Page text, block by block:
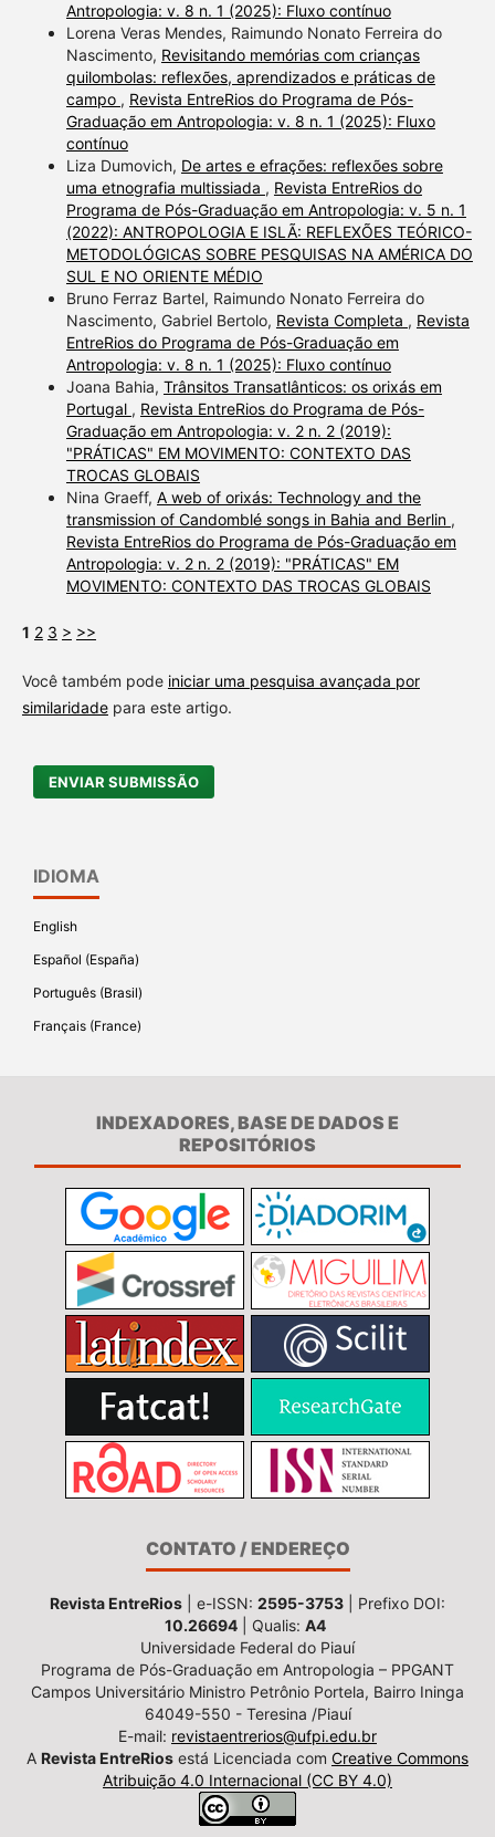
Antropologia: v. 8 n. 1 (2025): Fluxo contínuo
Lorena Veras Mendes, Raimundo Nonato Ferreira do
Nascimento, Revisitando memórias com crianças
quilombolas: reflexões, aprendizados e práticas de
campo , Revista EntreRios do Programa de Pós-
Graduação em Antropologia: v. 8 n. 1 (2025): Fluxo
contínuo
Liza Dumovich, De artes e efrações: reflexões sobre
uma etnografia multissiada , Revista EntreRios do
Programa de Pós-Graduação em Antropologia: v. 5 n. 1
(2022): ANTROPOLOGIA E ISLÃ: REFLEXÕES TEÓRICO-
METODOLÓGICAS SOBRE PESQUISAS NA AMÉRICA DO
SUL E NO ORIENTE MÉDIO
Bruno Ferraz Bartel, Raimundo Nonato Ferreira do
Nascimento, Gabriel Bertolo, Revista Completa , Revista
EntreRios do Programa de Pós-Graduação em
Antropologia: v. 8 n. 1 (2025): Fluxo contínuo
Joana Bahia, Trânsitos Transatlânticos: os orixás em
Portugal , Revista EntreRios do Programa de Pós-
Graduação em Antropologia: v. 2 n. 2 (2019):
"PRÁTICAS" EM MOVIMENTO: CONTEXTO DAS
TROCAS GLOBAIS
Nina Graeff, A web of orixás: Technology and the
transmission of Candomblé songs in Bahia and Berlin ,
Revista EntreRios do Programa de Pós-Graduação em
Antropologia: v. 2 n. 2 (2019): "PRÁTICAS" EM
MOVIMENTO: CONTEXTO DAS TROCAS GLOBAIS
1 2 3 > >>
Você também pode iniciar uma pesquisa avançada por
similaridadepara este artigo.
ENVIAR SUBMISSÃO
IDIOMA
English
Español (España)
Português (Brasil)
Français (France)
INDEXADORES, BASE DE DADOS E
REPOSITÓRIOS
CONTATO / ENDEREÇO
Revista EntreRios | e-ISSN: 2595-3753 | Prefixo DOI:
10.26694 | Qualis: A4
Universidade Federal do Piauí
Programa de Pós-Graduação em Antropologia – PPGANT
Campos Universitário Ministro Petrônio Portela, Bairro Ininga
64049-550 - Teresina /Piauí
E-mail: revistaentrerios@ufpi.edu.br
A Revista EntreRios está Licenciada com Creative Commons
Atribuição 4.0 Internacional (CC BY 4.0)